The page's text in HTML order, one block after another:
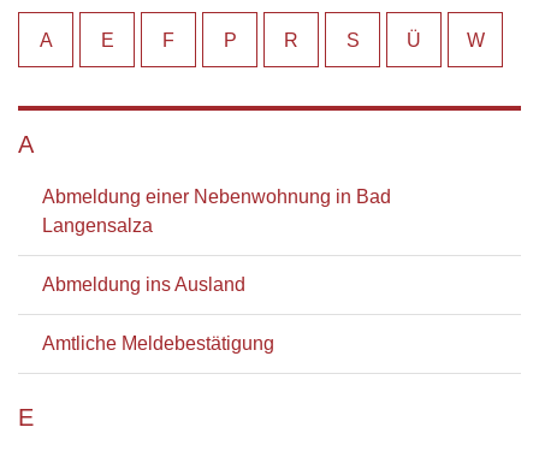
A E F P R S Ü W
A
Abmeldung einer Nebenwohnung in Bad
Langensalza
Abmeldung ins Ausland
Amtliche Meldebestätigung
E